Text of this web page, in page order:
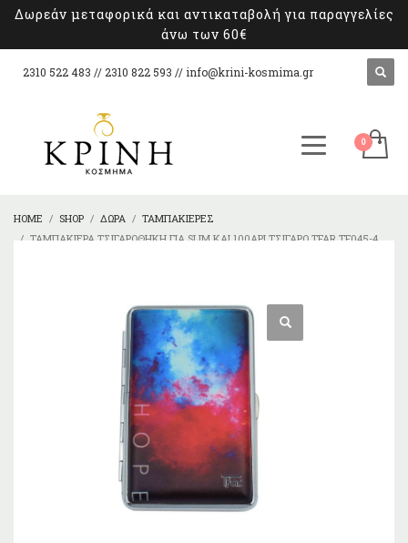
Δωρεάν μεταφορικά και αντικαταβολή για παραγγελίες
άνω των 60€
2310 522 483 // 2310 822 593 // info@krini-kosmima.gr
HOME SHOP ΔΏΡΑ
ΤΑΜΠΑΚΙΈΡΕΣ
ΤΑΜΠΑΚΙΈΡΑ TΣΙΓΑΡΟΘΉΚΗ ΓΙΑ SLIM ΚΑΙ 100ΑΡΙ ΤΣΙΓΆΡΟ TFAR TF045-4